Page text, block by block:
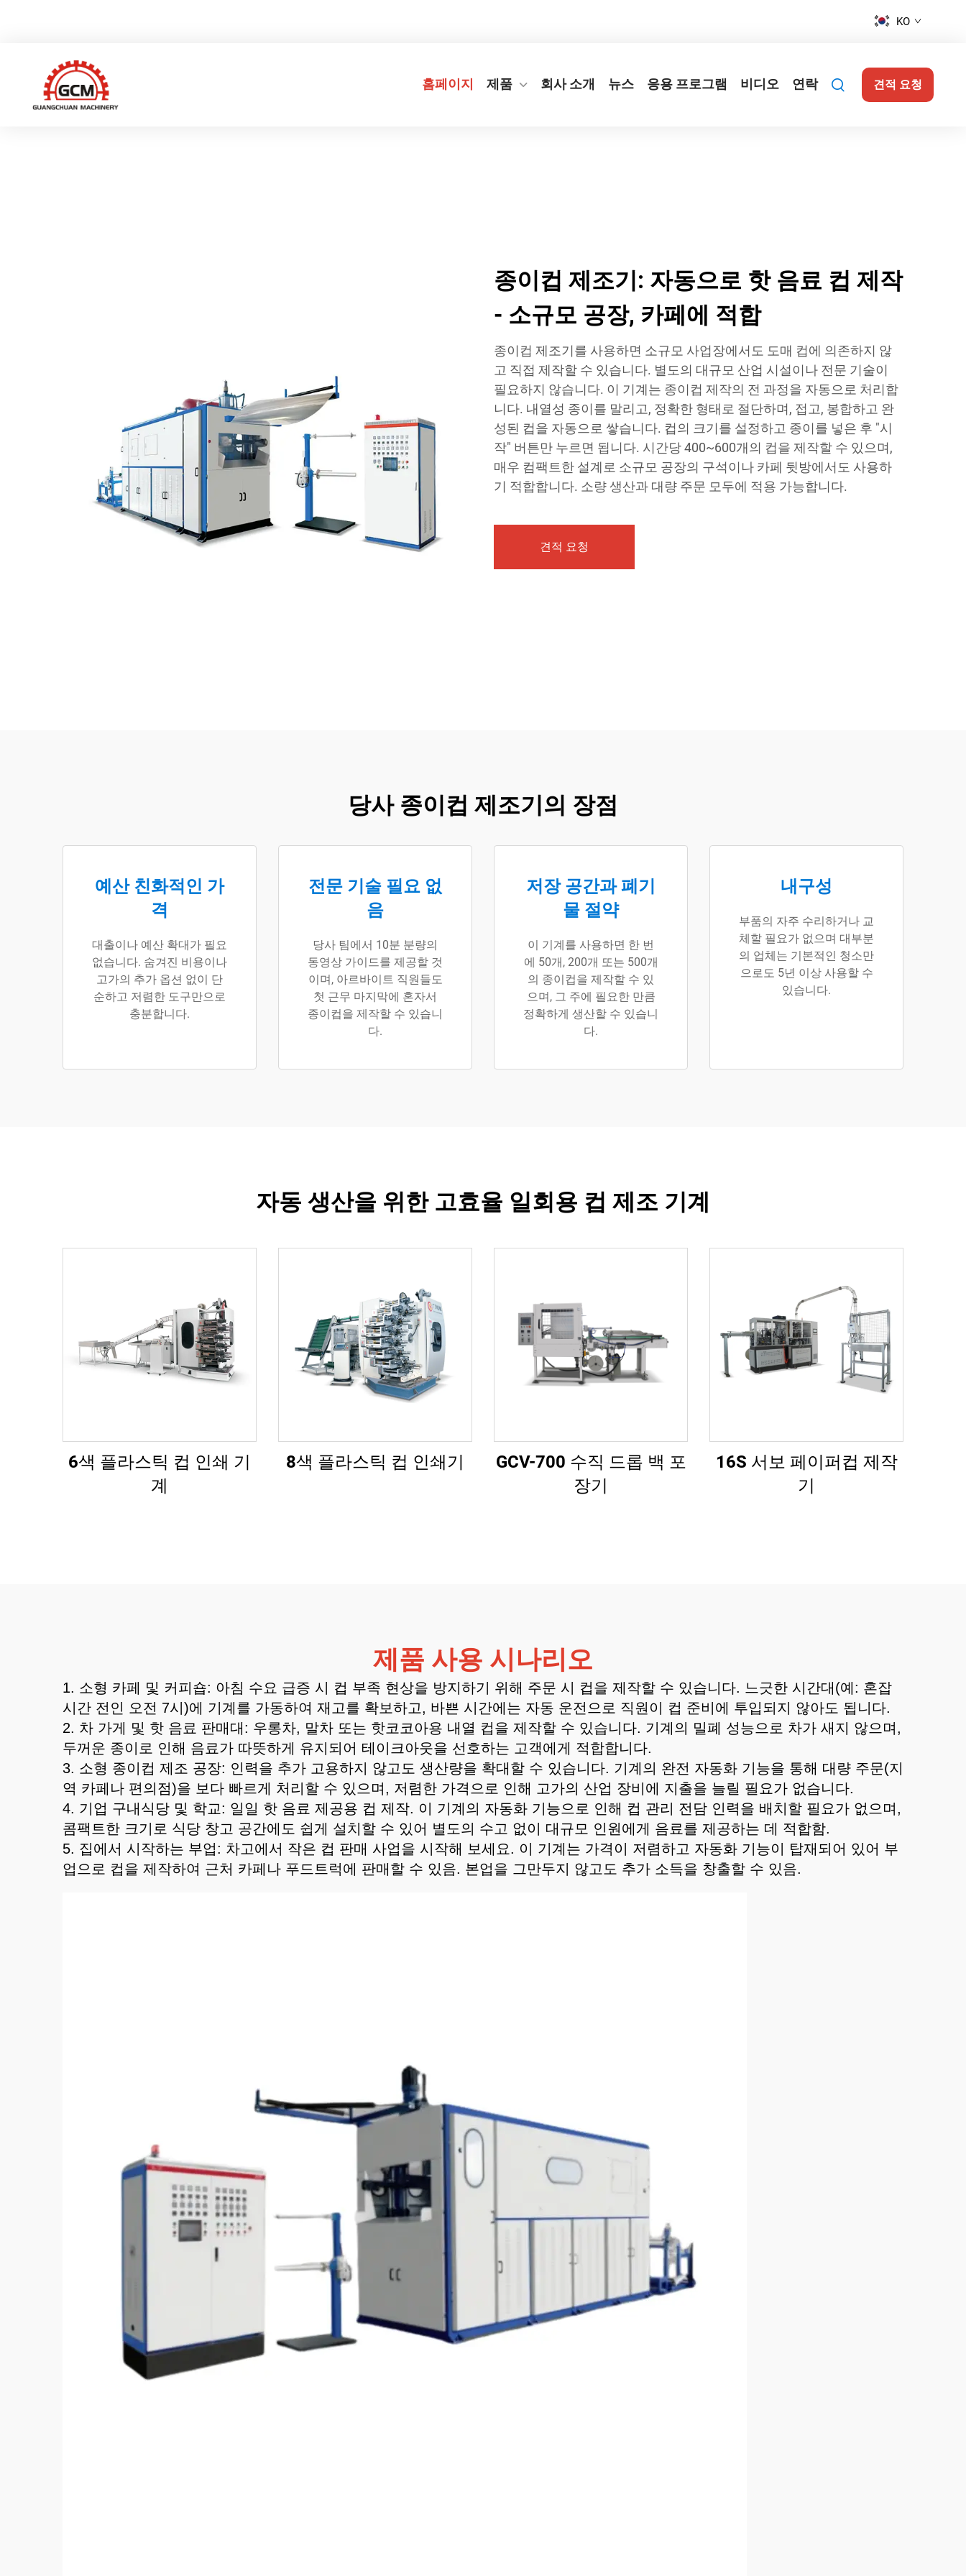
KO
홈페이지 제품 회사 소개 뉴스 응용 프로그램 비디오 연락 견적 요청
종이컵 제조기: 자동으로 핫 음료 컵 제작
- 소규모 공장, 카페에 적합
종이컵 제조기를 사용하면 소규모 사업장에서도 도매 컵에 의존하지 않
고 직접 제작할 수 있습니다. 별도의 대규모 산업 시설이나 전문 기술이
필요하지 않습니다. 이 기계는 종이컵 제작의 전 과정을 자동으로 처리합
니다. 내열성 종이를 말리고, 정확한 형태로 절단하며, 접고, 봉합하고 완
성된 컵을 자동으로 쌓습니다. 컵의 크기를 설정하고 종이를 넣은 후 "시
작" 버튼만 누르면 됩니다. 시간당 400~600개의 컵을 제작할 수 있으며,
매우 컴팩트한 설계로 소규모 공장의 구석이나 카페 뒷방에서도 사용하
기 적합합니다. 소량 생산과 대량 주문 모두에 적용 가능합니다.
견적 요청
당사 종이컵 제조기의 장점
예산 친화적인 가
격
대출이나 예산 확대가 필요
없습니다. 숨겨진 비용이나
고가의 추가 옵션 없이 단
순하고 저렴한 도구만으로
충분합니다.
전문 기술 필요 없
음
당사 팀에서 10분 분량의
동영상 가이드를 제공할 것
이며, 아르바이트 직원들도
첫 근무 마지막에 혼자서
종이컵을 제작할 수 있습니
다.
저장 공간과 폐기
물 절약
이 기계를 사용하면 한 번
에 50개, 200개 또는 500개
의 종이컵을 제작할 수 있
으며, 그 주에 필요한 만큼
정확하게 생산할 수 있습니
다.
내구성
부품의 자주 수리하거나 교
체할 필요가 없으며 대부분
의 업체는 기본적인 청소만
으로도 5년 이상 사용할 수
있습니다.
자동 생산을 위한 고효율 일회용 컵 제조 기계
6색 플라스틱 컵 인쇄 기
계
8색 플라스틱 컵 인쇄기
GCV-700 수직 드롭 백 포
장기
16S 서보 페이퍼컵 제작
기
제품 사용 시나리오
1. 소형 카페 및 커피숍: 아침 수요 급증 시 컵 부족 현상을 방지하기 위해 주문 시 컵을 제작할 수 있습니다. 느긋한 시간대(예: 혼잡
시간 전인 오전 7시)에 기계를 가동하여 재고를 확보하고, 바쁜 시간에는 자동 운전으로 직원이 컵 준비에 투입되지 않아도 됩니다.
2. 차 가게 및 핫 음료 판매대: 우롱차, 말차 또는 핫코코아용 내열 컵을 제작할 수 있습니다. 기계의 밀폐 성능으로 차가 새지 않으며,
두꺼운 종이로 인해 음료가 따뜻하게 유지되어 테이크아웃을 선호하는 고객에게 적합합니다.
3. 소형 종이컵 제조 공장: 인력을 추가 고용하지 않고도 생산량을 확대할 수 있습니다. 기계의 완전 자동화 기능을 통해 대량 주문(지
역 카페나 편의점)을 보다 빠르게 처리할 수 있으며, 저렴한 가격으로 인해 고가의 산업 장비에 지출을 늘릴 필요가 없습니다.
4. 기업 구내식당 및 학교: 일일 핫 음료 제공용 컵 제작. 이 기계의 자동화 기능으로 인해 컵 관리 전담 인력을 배치할 필요가 없으며,
콤팩트한 크기로 식당 창고 공간에도 쉽게 설치할 수 있어 별도의 수고 없이 대규모 인원에게 음료를 제공하는 데 적합함.
5. 집에서 시작하는 부업: 차고에서 작은 컵 판매 사업을 시작해 보세요. 이 기계는 가격이 저렴하고 자동화 기능이 탑재되어 있어 부
업으로 컵을 제작하여 근처 카페나 푸드트럭에 판매할 수 있음. 본업을 그만두지 않고도 추가 소득을 창출할 수 있음.